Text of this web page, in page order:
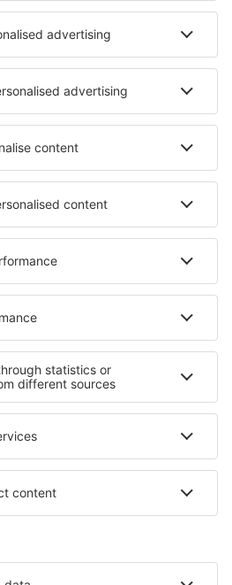
în Dallas
- orașe
Cazare în Gorišnica
în Bovenden
Cazare în Grave
Cazare Celldomolk
- regiuni
Cazare in Santa Catalina Island
Peșterile Carlsbad
În Bihor județul
Cazare in Valle Sagrado